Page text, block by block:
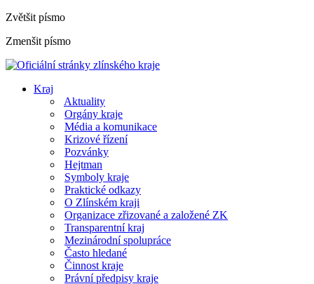
Zvětšit písmo
Zmenšit písmo
Kraj
Aktuality
Orgány kraje
Média a komunikace
Krizové řízení
Pozvánky
Hejtman
Symboly kraje
Praktické odkazy
O Zlínském kraji
Organizace zřizované a založené ZK
Transparentní kraj
Mezinárodní spolupráce
Často hledané
Činnost kraje
Právní předpisy kraje